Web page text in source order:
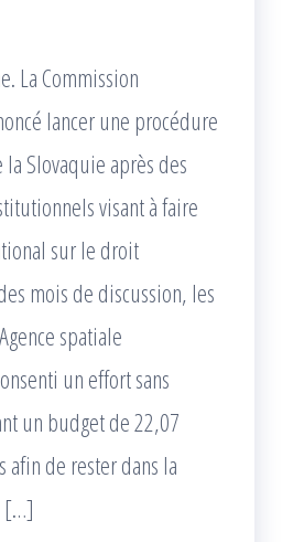
La Commission
lancer une procédure
la Slovaquie après des
visant à faire
sur le droit
mois de discussion, les
spatiale
un effort sans
un budget de 22,07
afin de rester dans la
[…]